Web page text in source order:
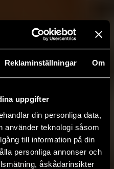
Reklaminställningar Om
uppgifter
din personliga data,
använder teknologi såsom
till information på din
personliga annonser och
åskådarinsikter